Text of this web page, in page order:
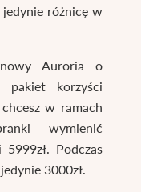
jedynie różnicę w
Auroria o
pakiet korzyści
w ramach
wymienić
Podczas
3000zł.